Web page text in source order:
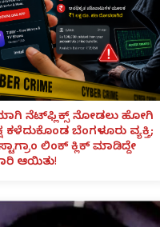
ನೆಟ್‌ಫ್ಲಿಕ್ಸ್ ನೋಡಲು ಹೋಗಿ
ಕಳೆದುಕೊಂಡ ಬೆಂಗಳೂರು ವ್ಯಕ್ತಿ;
ಲಿಂಕ್ ಕ್ಲಿಕ್ ಮಾಡಿದ್ದೇ
ಆಯಿತು!